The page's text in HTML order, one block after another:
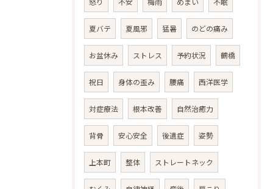
夏バテ 夏風邪 猛暑 のどの痛み
お盆休み ストレス 予約状況 鶴橋
祝日 身体の歪み 腰痛 西洋医学
対症療法 根本改善 自然治癒力
背骨 安心安全 後遺症 姿勢
上本町 整体 ストレートネック